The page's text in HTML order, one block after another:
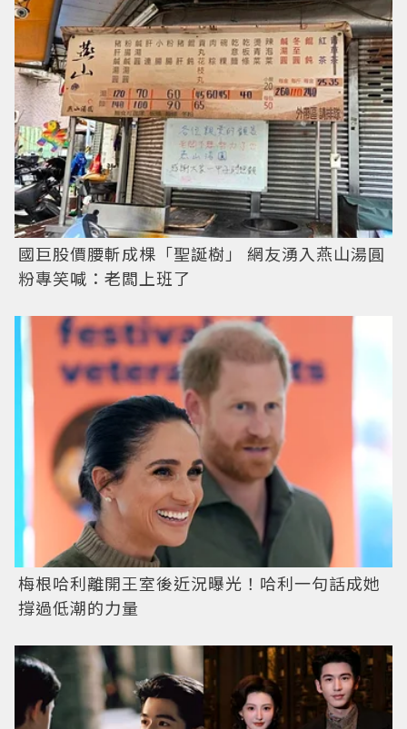
國巨股價腰斬成棵「聖誕樹」 網友湧入燕山湯圓
粉專笑喊：老闆上班了
梅根哈利離開王室後近況曝光！哈利一句話成她
撐過低潮的力量